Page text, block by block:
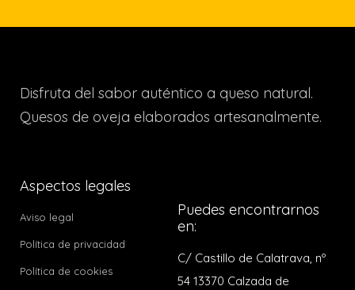
Disfruta del sabor auténtico a queso natural.
Quesos de oveja elaborados artesanalmente.
Aspectos legales
Aviso legal
Política de privacidad
Política de cookies
Puedes encontrarnos
en:
C/ Castillo de Calatrava, nº
54 13370 Calzada de